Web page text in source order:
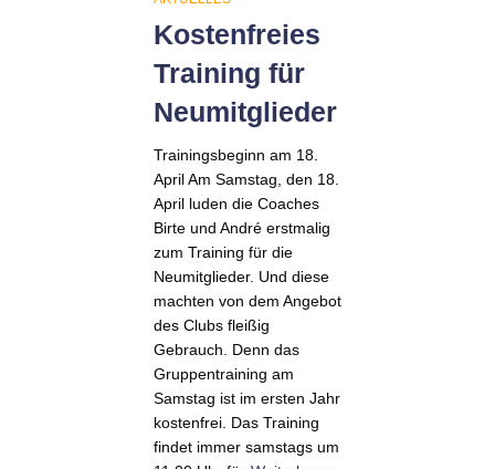
Kostenfreies
Training für
Neumitglieder
Trainingsbeginn am 18.
April Am Samstag, den 18.
April luden die Coaches
Birte und André erstmalig
zum Training für die
Neumitglieder. Und diese
machten von dem Angebot
des Clubs fleißig
Gebrauch. Denn das
Gruppentraining am
Samstag ist im ersten Jahr
kostenfrei. Das Training
findet immer samstags um